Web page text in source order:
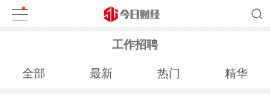
工作招聘
全部 最新 热门 精华